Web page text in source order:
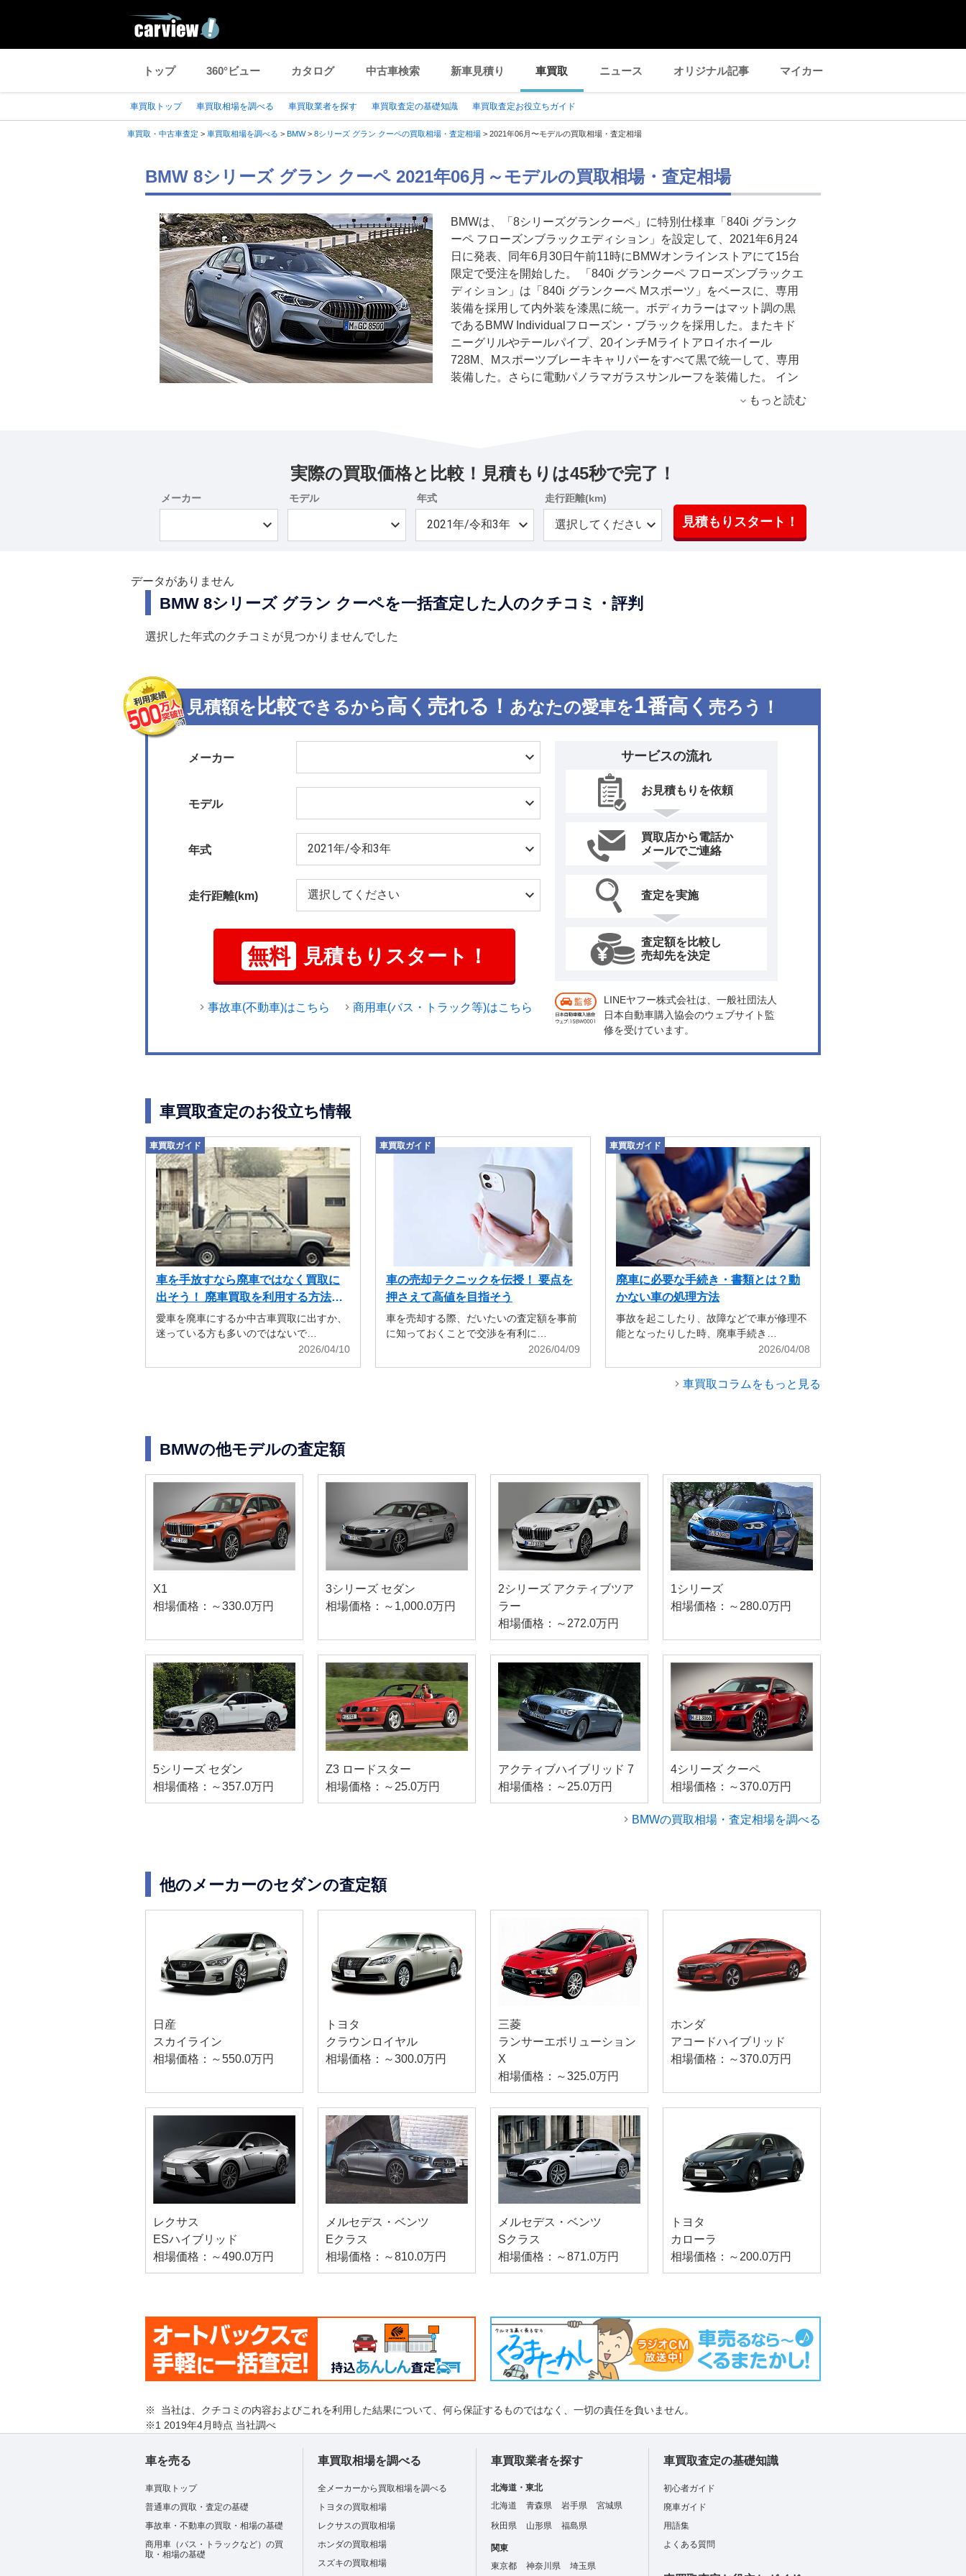
トップ 360°ビュー カタログ 中古車検索 新車見積り 車買取 ニュース オリジナル記事 マイカー
車買取トップ 車買取相場を調べる 車買取業者を探す 車買取査定の基礎知識 車買取査定お役立ちガイド
車買取・中古車査定 > 車買取相場を調べる > BMW > 8シリーズ グラン クーペの買取相場・査定相場 > 2021年06月〜モデルの買取相場・査定相場
BMW 8シリーズ グラン クーペ 2021年06月～モデルの買取相場・査定相場
BMWは、「8シリーズグランクーペ」に特別仕様車「840i グランク
ーペ フローズンブラックエディション」を設定して、2021年6月24
日に発表、同年6月30日午前11時にBMWオンラインストアにて15台
限定で受注を開始した。 「840i グランクーペ フローズンブラックエ
ディション」は「840i グランクーペ Mスポーツ」をベースに、専用
装備を採用して内外装を漆黒に統一。ボディカラーはマット調の黒
であるBMW Individualフローズン・ブラックを採用した。またキド
ニーグリルやテールパイプ、20インチMライトアロイホイール
728M、Mスポーツブレーキキャリパーをすべて黒で統一して、専用
装備した。さらに電動パノラマガラスサンルーフを装備した。 イン
テリアは、専用装備となる黒のMスポーツシートに加え、アンソラジ
ンドシステムを装備した。
もっと読む
実際の買取価格と比較！見積もりは45秒で完了！
メーカー モデル 年式 走行距離(km)
見積もりスタート！
データがありません
BMW 8シリーズ グラン クーペを一括査定した人のクチコミ・評判
選択した年式のクチコミが見つかりませんでした
見積額を 比較できるから高く売れる！ あなたの愛車を1番高く 売ろう！
メーカー
モデル
年式
走行距離(km)
無料 見積もりスタート！
事故車(不動車)はこちら 商用車(バス・トラック等)はこちら
サービスの流れ
お見積もりを依頼
買取店から電話か
メールでご連絡
査定を実施
査定額を比較し
売却先を決定
LINEヤフー株式会社は、一般社団法人
日本自動車購入協会のウェブサイト監
修を受けています。
車買取査定のお役立ち情報
車買取ガイド
車を手放すなら廃車ではなく買取に
出そう！ 廃車買取を利用する方法も
解説
愛車を廃車にするか中古車買取に出すか、
迷っている方も多いのではないで…
2026/04/10
車買取ガイド
車の売却テクニックを伝授！ 要点を
押さえて高値を目指そう
車を売却する際、だいたいの査定額を事前
に知っておくことで交渉を有利に…
2026/04/09
車買取ガイド
廃車に必要な手続き・書類とは？動
かない車の処理方法
事故を起こしたり、故障などで車が修理不
能となったりした時、廃車手続き…
2026/04/08
車買取コラムをもっと見る
BMWの他モデルの査定額
X1
相場価格：～330.0万円
3シリーズ セダン
相場価格：～1,000.0万円
2シリーズ アクティブツア
ラー
相場価格：～272.0万円
1シリーズ
相場価格：～280.0万円
5シリーズ セダン
相場価格：～357.0万円
Z3 ロードスター
相場価格：～25.0万円
アクティブハイブリッド 7
相場価格：～25.0万円
4シリーズ クーペ
相場価格：～370.0万円
BMWの買取相場・査定相場を調べる
他のメーカーのセダンの査定額
日産
スカイライン
相場価格：～550.0万円
トヨタ
クラウンロイヤル
相場価格：～300.0万円
三菱
ランサーエボリューション
X
相場価格：～325.0万円
ホンダ
アコードハイブリッド
相場価格：～370.0万円
レクサス
ESハイブリッド
相場価格：～490.0万円
メルセデス・ベンツ
Eクラス
相場価格：～810.0万円
メルセデス・ベンツ
Sクラス
相場価格：～871.0万円
トヨタ
カローラ
相場価格：～200.0万円
※ 当社は、クチコミの内容およびこれを利用した結果について、何ら保証するものではなく、一切の責任を負いません。
※1 2019年4月時点 当社調べ
車を売る
車買取トップ
普通車の買取・査定の基礎
事故車・不動車の買取・相場の基礎
商用車（バス・トラックなど）の買
取・相場の基礎
車買取相場を調べる
全メーカーから買取相場を調べる
トヨタの買取相場
レクサスの買取相場
ホンダの買取相場
スズキの買取相場
車買取業者を探す
北海道・東北
北海道
青森県 岩手県
宮城県
秋田県
山形県 福島県
関東
東京都
神奈川県 埼玉県
車買取査定の基礎知識
初心者ガイド
廃車ガイド
用語集
よくある質問